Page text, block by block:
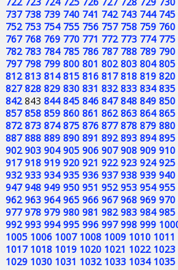
737 738 739 740 741 742 743 744 745
752 753 754 755 756 757 758 759 760
767 768 769 770 771 772 773 774 775
782 783 784 785 786 787 788 789 790
797 798 799 800 801 802 803 804 805
812 813 814 815 816 817 818 819 820
827 828 829 830 831 832 833 834 835
842 843 844 845 846 847 848 849 850
857 858 859 860 861 862 863 864 865
872 873 874 875 876 877 878 879 880
887 888 889 890 891 892 893 894 895
902 903 904 905 906 907 908 909 910
917 918 919 920 921 922 923 924 925
932 933 934 935 936 937 938 939 940
947 948 949 950 951 952 953 954 955
962 963 964 965 966 967 968 969 970
977 978 979 980 981 982 983 984 985
992 993 994 995 996 997 998 999
1005 1006 1007 1008 1009 1010 1011
1017 1018 1019 1020 1021 1022 1023
1029 1030 1031 1032 1033 1034 1035